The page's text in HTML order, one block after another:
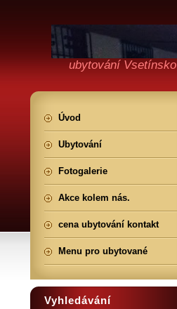
ubytování Vsetínsko
Úvod
Ubytování
Fotogalerie
Akce kolem nás.
cena ubytování kontakt
Menu pro ubytované
Vyhledávání